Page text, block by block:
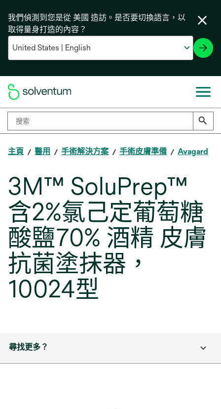
我們偵測到您是從 美國 造訪。是否要切換語言，以
取得量身打造的內容？
主頁 醫用 手術解決方案 手術皮膚準備 Avagard
3M™ SoluPrep™
含2%氯己定葡萄糖
酸鹽70% 酒精 皮膚
抗菌塗抹器，
10024型
尋找更多？